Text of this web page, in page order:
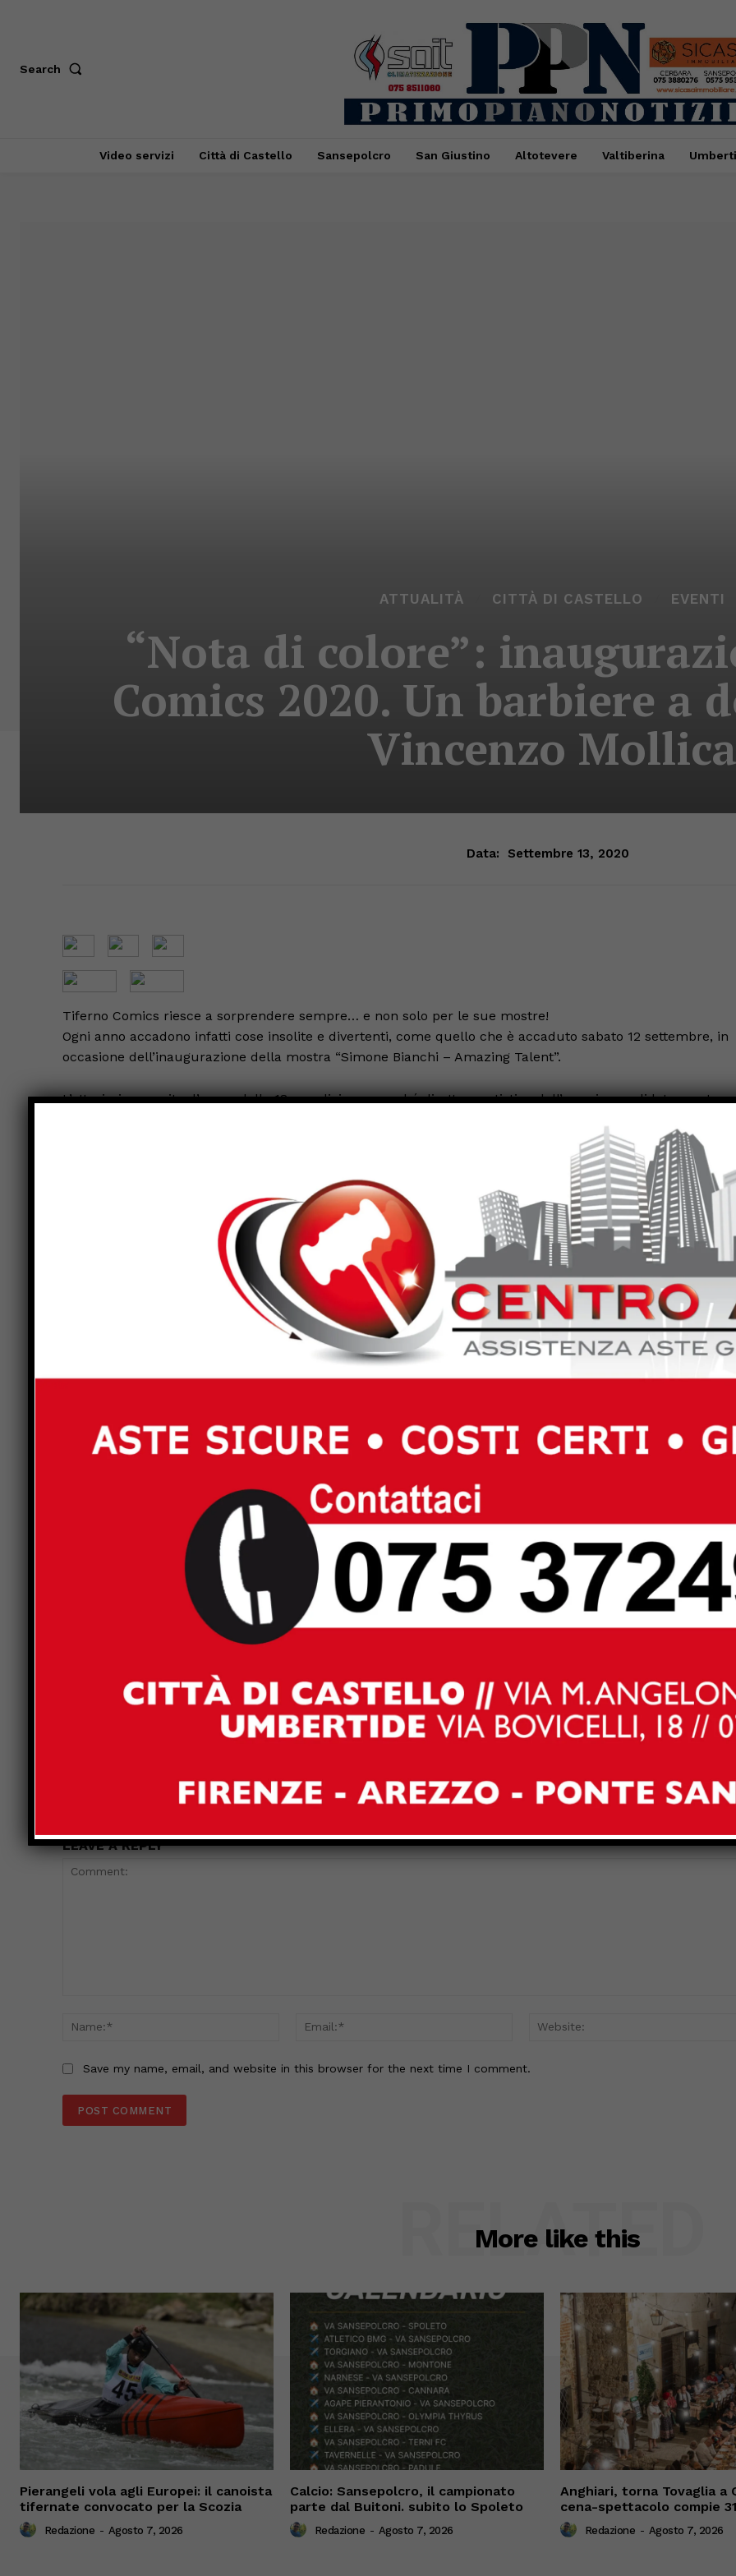
Search
Video servizi Città di Castello Sansepolcro San Giustino Altotevere Valtiberina
ATTUALITÀ CITTÀ DI CASTELLO EVENTI
“Nota di colore”:
Comics 2020. Un barbiere a
Vincenzo Mollica
Data: Settembre 13, 2020
Tiferno Comics riesce a sorprendere sempre… e non solo per le sue mostre!
Ogni anno accadono infatti cose insolite e divertenti, come quello che è accaduto sabato 12 settembre, in
occasione dell’inaugurazione della mostra “Simone Bianchi – Amazing Talent”.
L’attesissimo ospite d’onore della 18ma edizione, nonché direttore artistico dell’ormai consolidata mostra
Fin qui tutto bene, anzi benissimo, tranne che forse per la fretta l’amato giornalista si era dimenticato di
La moglie Rosa Maria, sempre attenta alla salute nonché all’immagine del marito, si è subito preoccupata
di fargli notare che forse sarebbe stato meglio andare dal barbiere prima dell’inizio della kermesse (è
inutile sottolineare che dietro ad un grande uomo c’è sempre una grande donna!).
Gli “Amici del fumetto” di Città di Castello hanno fatto di più: sono corsi alla ricerca di un “barbiere a
domicilio” che potesse correre a Palazzo Vitelli per questa particolare urgenza e hanno trovato subito la
disponibilità di Luciano Volpi, storico barbiere di Via Mazzini (in pieno centro storico) che, armatosi di
valigetta e armi del mestiere, ha subito chiuso bottega ed è letteralmente corso a “risolvere il problema”.
aperto”, regalando a Mollica un’esperienza mai vissuta prima: farsi la barba con il tradizionale rasoio a
lametta.
con queste parole: “Quando si arriva alla mia età, 67 anni, spesso ti dicono che stai vivendo una seconda
giovinezza, ma in realtà è un modo gentile per dirti che stai entrando nell’età del rincoglionimento!
a dimostrazione di questo oggi voglio ringraziare doppiamente gli Amici del Fumetto di Città di Castello
hanno compiuto un ulteriore miracolo: per rimediare ad una mia dimenticanza, hanno fatto accorrere
poco fa uno straordinario barbiere a domicilio per rimettermi un po’ in sesto! Ringrazio ad alta voce
dunque Luciano Volpi che è accorso qui per me! Era la prima volta che mi facevo radere da un barbiere
è stata un’emozione unica, e proprio per questo voglio elogiarlo ad alta voce”.
Previous article
Il Presidente della Provincia di Perugia
e il consigliere delegato all’edilizia
augurano un buon inizio dell’anno
Next article
Vigili del fuoco Città di Castello:
consegnata, dal prefetto, l’onoreficenza
di Cavaliere al Merito della Repubblica
LEAVE A REPLY
Name:*
Email:*
Save my name, email, and website in this browser for the next time I comment.
More like this
RELATED
Pierangeli vola agli Europei: il canoista
tifernate convocato per la Scozia
Redazione - Agosto 7, 2026
Calcio: Sansepolcro, il campionato
parte dal Buitoni. subito lo Spoleto
Redazione - Agosto 7, 2026
Anghiari, torna Tovaglia a
cena-spettacolo compie
Redazione - Agosto 7, 2026